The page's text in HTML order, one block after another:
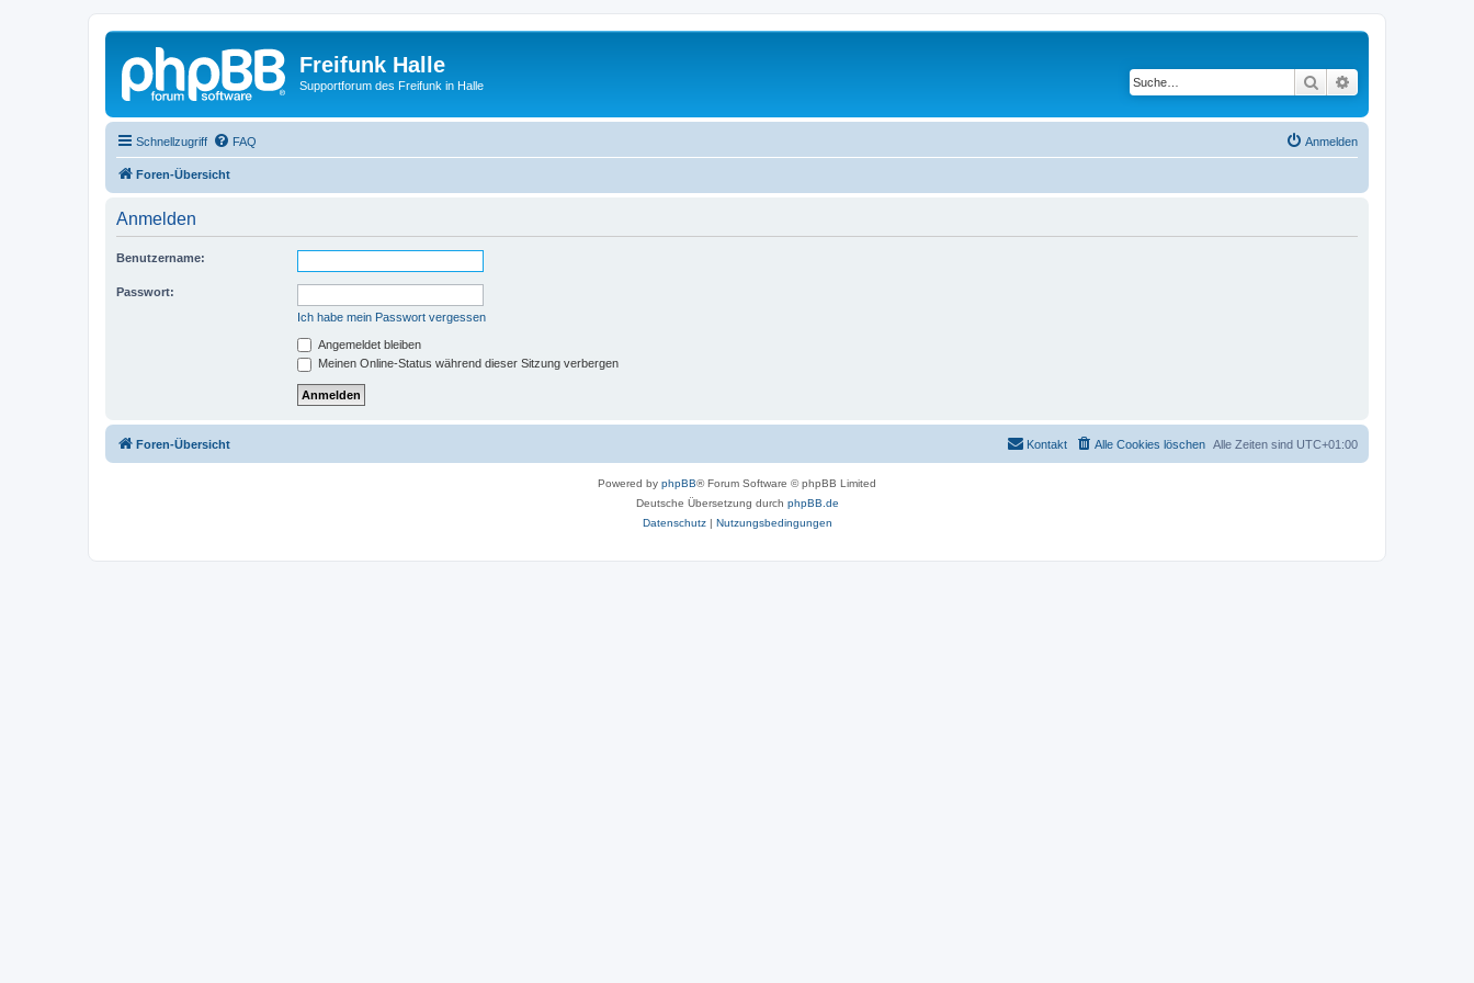
Freifunk Halle
Supportforum des Freifunk in Halle Suche
Schnellzugriff FAQ Anmelden
Foren-Übersicht
Anmelden
Benutzername:
Passwort:
Ich habe mein Passwort vergessen
Angemeldet bleiben
Meinen Online-Status während dieser Sitzung verbergen
Foren-Übersicht Alle Zeiten sind UTC+01:00
Alle Cookies löschen
Kontakt
Powered by phpBB® Forum Software © phpBB Limited
Deutsche Übersetzung durch phpBB.de
Datenschutz| Nutzungsbedingungen